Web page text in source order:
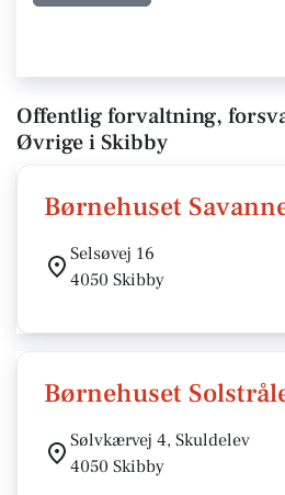
Offentlig forvaltning,
Øvrige i Skibby
Børnehuset
Selsøvej 16
4050 Skibby
Børnehuset
Sølvkærvej 4, Skuldelev
4050 Skibby